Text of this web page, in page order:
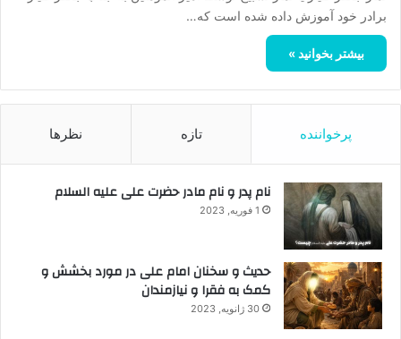
برادر خود آموزش داده شده است که…
بیشتر بخوانید »
پرخواننده تازه نظرها
نام پدر و نام مادر حضرت علی علیه السلام
1 فوریه, 2023
حدیث و سخنان امام علی در مورد بخشش و
کمک به فقرا و نیازمندان
30 ژانویه, 2023